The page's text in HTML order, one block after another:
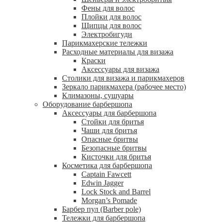
Фены для волос
Плойки для волос
Щипцы для волос
Электробигуди
Парикмахерские тележки
Расходные материалы для визажа
Краски
Аксессуары для визажа
Столики для визажа и парикмахеров
Зеркало парикмахера (рабочее место)
Климазоны, сушуары
Оборудование барбершопа
Аксессуары для барбершопа
Стойки для бритья
Чаши для бритья
Опасные бритвы
Безопасные бритвы
Кисточки для бритья
Косметика для барбершопа
Captain Fawcett
Edwin Jagger
Lock Stock and Barrel
Morgan’s Pomade
Барбер пул (Barber pole)
Тележки для барбершопа